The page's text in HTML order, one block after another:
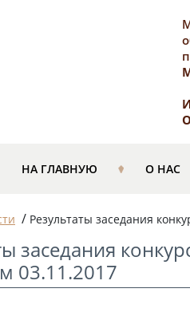
НА ГЛАВНУЮ О НАС
/ Результаты заседания
заседания
03.11.2017